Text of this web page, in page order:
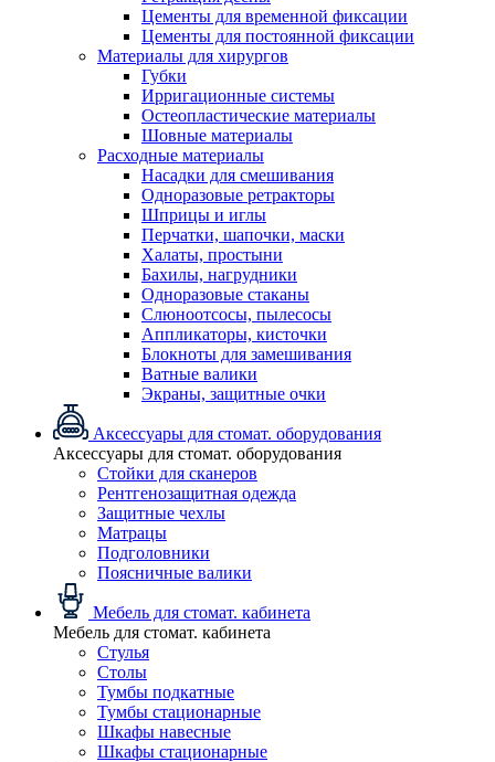
Цементы для временной фиксации
Цементы для постоянной фиксации
Материалы для хирургов
Губки
Ирригационные системы
Остеопластические материалы
Шовные материалы
Расходные материалы
Насадки для смешивания
Одноразовые ретракторы
Шприцы и иглы
Перчатки, шапочки, маски
Халаты, простыни
Бахилы, нагрудники
Одноразовые стаканы
Слюноотсосы, пылесосы
Аппликаторы, кисточки
Блокноты для замешивания
Ватные валики
Экраны, защитные очки
Аксессуары для стомат. оборудования
Аксессуары для стомат. оборудования
Стойки для сканеров
Рентгенозащитная одежда
Защитные чехлы
Матрацы
Подголовники
Поясничные валики
Мебель для стомат. кабинета
Мебель для стомат. кабинета
Стулья
Столы
Тумбы подкатные
Тумбы стационарные
Шкафы навесные
Шкафы стационарные